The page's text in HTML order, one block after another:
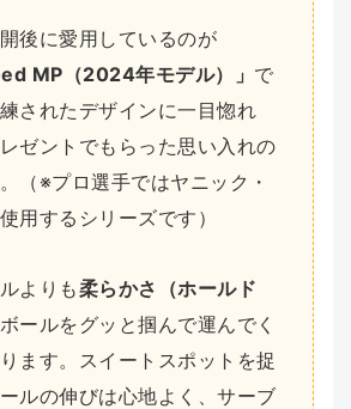
後に愛用しているのが
MP（2024年モデル）」 で
されたデザインに一目惚れ
ゼントでもらった思い入れの
（※プロ選手ではヤニック・
用するシリーズです）
よりも柔らかさ（ホールド
ボールをグッと掴んで運んでく
ます。スイートスポットを捉
ルの伸びは心地よく、サーブ